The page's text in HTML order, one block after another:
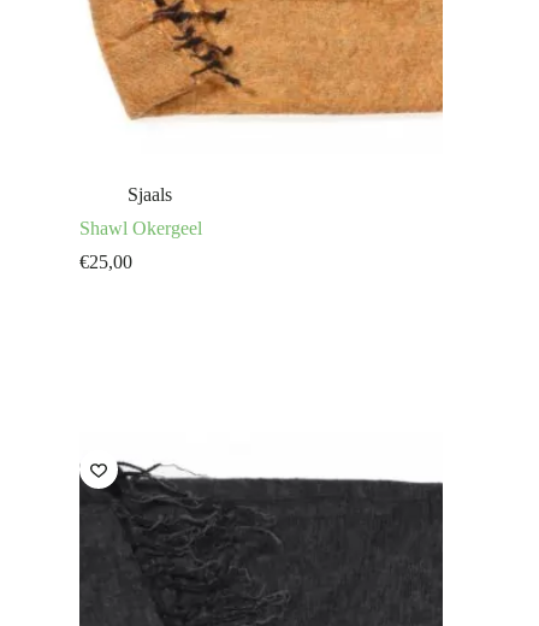
Sjaals
Shawl Okergeel
€25,00